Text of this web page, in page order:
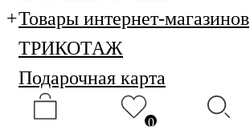
Товары интернет-магазинов
ТРИКОТАЖ
Подарочная карта
0